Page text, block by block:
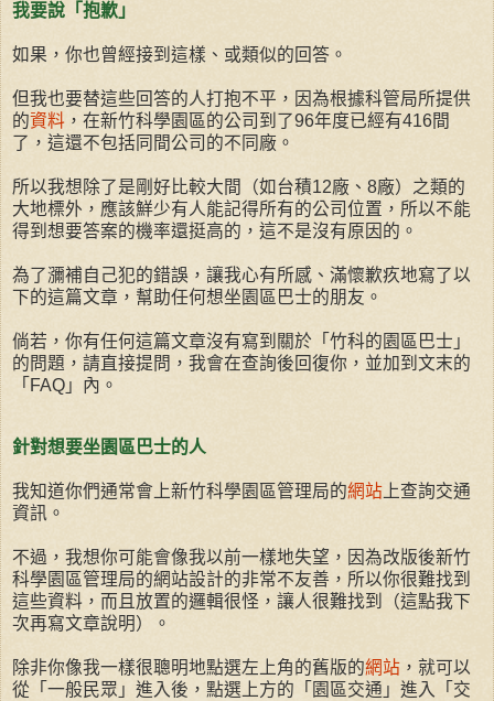
我要說「抱歉」
如果，你也曾經接到這樣、或類似的回答。
但我也要替這些回答的人打抱不平，因為根據科管局所提供
的資料 ，在新竹科學園區的公司到了96年度已經有416間
了，這還不包括同間公司的不同廠。
所以我想除了是剛好比較大間（如台積12廠、8廠）之類的
大地標外，應該鮮少有人能記得所有的公司位置，所以不能
得到想要答案的機率還挺高的，這不是沒有原因的。
為了瀰補自己犯的錯誤，讓我心有所感、滿懷歉疚地寫了以
下的這篇文章，幫助任何想坐園區巴士的朋友。
倘若，你有任何這篇文章沒有寫到關於「竹科的園區巴士」
的問題，請直接提問，我會在查詢後回復你，並加到文末的
「FAQ」內。
針對想要坐園區巴士的人
我知道你們通常會上新竹科學園區管理局的網站 上查詢交通
資訊。
不過，我想你可能會像我以前一樣地失望，因為改版後新竹
科學園區管理局的網站設計的非常不友善，所以你很難找到
這些資料，而且放置的邏輯很怪，讓人很難找到（這點我下
次再寫文章說明）。
除非你像我一樣很聰明地點選左上角的舊版的網站 ，就可以
從「一般民眾」進入後，點選上方的「園區交通」進入「交